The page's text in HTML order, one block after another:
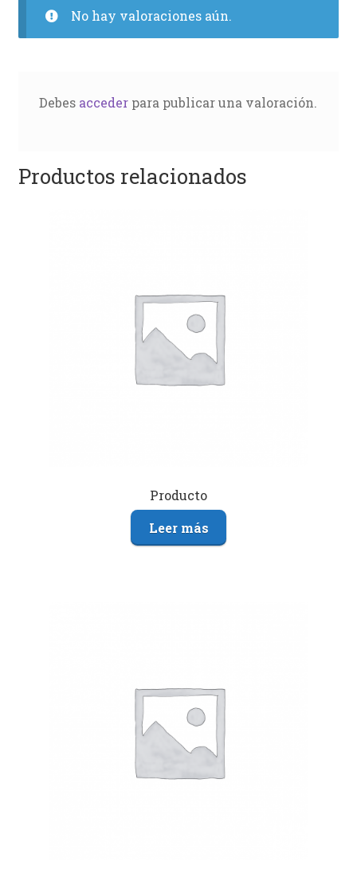
No hay valoraciones aún.
Debes accederpara publicar una valoración.
Productos relacionados
Producto
Leer más